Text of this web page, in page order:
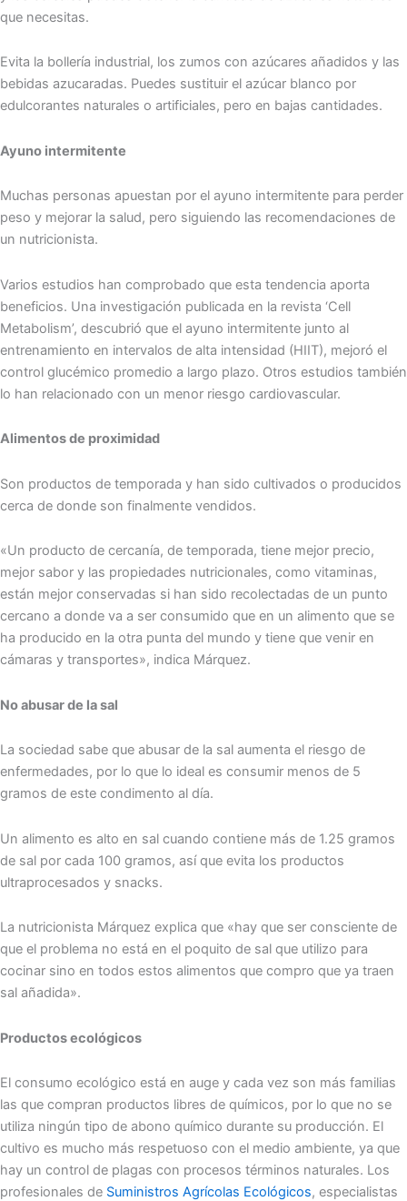
que necesitas.
Evita la bollería industrial, los zumos con azúcares añadidos y las
bebidas azucaradas. Puedes sustituir el azúcar blanco por
edulcorantes naturales o artificiales, pero en bajas cantidades.
Ayuno intermitente
Muchas personas apuestan por el ayuno intermitente para perder
peso y mejorar la salud, pero siguiendo las recomendaciones de
un nutricionista.
Varios estudios han comprobado que esta tendencia aporta
beneficios. Una investigación publicada en la revista ‘Cell
Metabolism’, descubrió que el ayuno intermitente junto al
entrenamiento en intervalos de alta intensidad (HIIT), mejoró el
control glucémico promedio a largo plazo. Otros estudios también
lo han relacionado con un menor riesgo cardiovascular.
Alimentos de proximidad
Son productos de temporada y han sido cultivados o producidos
cerca de donde son finalmente vendidos.
«Un producto de cercanía, de temporada, tiene mejor precio,
mejor sabor y las propiedades nutricionales, como vitaminas,
están mejor conservadas si han sido recolectadas de un punto
cercano a donde va a ser consumido que en un alimento que se
ha producido en la otra punta del mundo y tiene que venir en
cámaras y transportes», indica Márquez.
No abusar de la sal
La sociedad sabe que abusar de la sal aumenta el riesgo de
enfermedades, por lo que lo ideal es consumir menos de 5
gramos de este condimento al día.
Un alimento es alto en sal cuando contiene más de 1.25 gramos
de sal por cada 100 gramos, así que evita los productos
ultraprocesados y snacks.
La nutricionista Márquez explica que «hay que ser consciente de
que el problema no está en el poquito de sal que utilizo para
cocinar sino en todos estos alimentos que compro que ya traen
sal añadida».
Productos ecológicos
El consumo ecológico está en auge y cada vez son más familias
las que compran productos libres de químicos, por lo que no se
utiliza ningún tipo de abono químico durante su producción. El
cultivo es mucho más respetuoso con el medio ambiente, ya que
hay un control de plagas con procesos términos naturales. Los
profesionales de Suministros Agrícolas Ecológicos, especialistas